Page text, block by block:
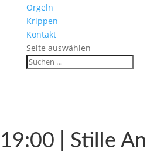
Orgeln
Krippen
Kontakt
Seite auswählen
19:00 | Stille